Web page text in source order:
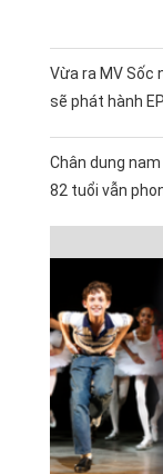
Vừa ra MV Sốc
sẽ phát hành EP
Chân dung
82 tuổi vẫn